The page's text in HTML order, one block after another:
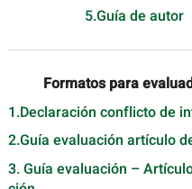
5.Guía de autor
Formatos para
1.Declaración conflicto de
2.Guía evaluación artículo
3. Guía evaluación –